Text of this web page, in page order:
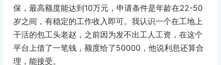
保，最高额度能达到10万元，申请条件是年龄在22-50
岁之间，有稳定的工作收入即可。我认识一个在工地上
干活的包工头老赵，之前因为发不出工人工资，在这个
平台上借了一笔钱，额度给了50000，他说利息还算合
理，能接受。